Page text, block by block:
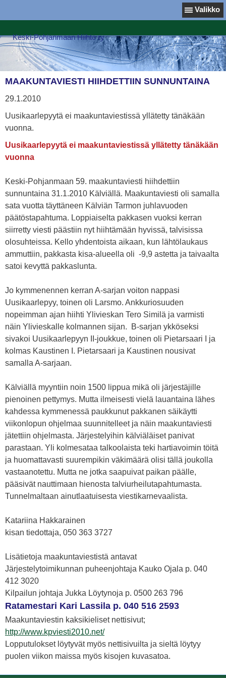
Valikko
Keski-Pohjanmaan Hiihto ry
MAAKUNTAVIESTI HIIHDETTIIN SUNNUNTAINA
29.1.2010
Uusikaarlepyytä ei maakuntaviestissä yllätetty tänäkään
vuonna.
Uusikaarlepyytä ei maakuntaviestissä yllätetty tänäkään
vuonna
Keski-Pohjanmaan 59. maakuntaviesti hiihdettiin
sunnuntaina 31.1.2010 Kälviällä. Maakuntaviesti oli samalla
sata vuotta täyttäneen Kälviän Tarmon juhlavuoden
päätöstapahtuma. Loppiaiselta pakkasen vuoksi kerran
siirretty viesti päästiin nyt hiihtämään hyvissä, talvisissa
olosuhteissa. Kello yhdentoista aikaan, kun lähtölaukaus
ammuttiin, pakkasta kisa-alueella oli -9,9 astetta ja taivaalta
satoi kevyttä pakkaslunta.
Jo kymmenennen kerran A-sarjan voiton nappasi
Uusikaarlepyy, toinen oli Larsmo. Ankkuriosuuden
nopeimman ajan hiihti Ylivieskan Tero Similä ja varmisti
näin Ylivieskalle kolmannen sijan. B-sarjan ykköseksi
sivakoi Uusikaarlepyyn II-joukkue, toinen oli Pietarsaari I ja
kolmas Kaustinen I. Pietarsaari ja Kaustinen nousivat
samalla A-sarjaan.
Kälviällä myyntiin noin 1500 lippua mikä oli järjestäjille
pienoinen pettymys. Mutta ilmeisesti vielä lauantaina lähes
kahdessa kymmenessä paukkunut pakkanen säikäytti
viikonlopun ohjelmaa suunnitelleet ja näin maakuntaviesti
jätettiin ohjelmasta. Järjestelyihin kälviäläiset panivat
parastaan. Yli kolmesataa talkoolaista teki hartiavoimin töitä
ja huomattavasti suurempikin väkimäärä olisi tällä joukolla
vastaanotettu. Mutta ne jotka saapuivat paikan päälle,
pääsivät nauttimaan hienosta talviurheilutapahtumasta.
Tunnelmaltaan ainutlaatuisesta viestikarnevaalista.
Katariina Hakkarainen
kisan tiedottaja, 050 363 3727
Lisätietoja maakuntaviestistä antavat
Järjestelytoimikunnan puheenjohtaja Kauko Ojala p. 040
412 3020
Kilpailun johtaja Jukka Löytynoja p. 0500 263 796
Ratamestari Kari Lassila p. 040 516 2593
Maakuntaviestin kaksikieliset nettisivut;
http://www.kpviesti2010.net/
Lopputulokset löytyvät myös nettisivuilta ja sieltä löytyy
puolen viikon maissa myös kisojen kuvasatoa.